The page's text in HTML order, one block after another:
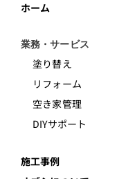
ホーム
業務・サービス
塗り替え
リフォーム
空き家管理
DIYサポート
施工事例